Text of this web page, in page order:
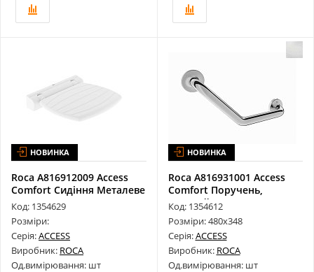
НОВИНКА
Roca A816912009 Access
Comfort Сидіння Металеве
в Ду...
Код: 1354629
Розміри:
Серія:ACCESS
Виробник: ROCA
Од.вимірювання: шт
НОВИНКА
Roca A816931001 Access
Comfort Поручень,
Кутовий 135...
Код: 1354612
Розміри: 480х348
Серія:ACCESS
Виробник: ROCA
Од.вимірювання: шт